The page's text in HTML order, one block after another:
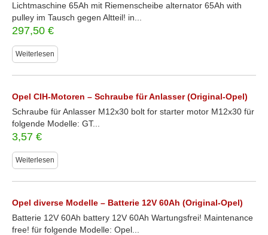
Lichtmaschine 65Ah mit Riemenscheibe alternator 65Ah with
pulley im Tausch gegen Altteil! in...
297,50 €
Weiterlesen
Opel CIH-Motoren – Schraube für Anlasser (Original-Opel)
Schraube für Anlasser M12x30 bolt for starter motor M12x30 für
folgende Modelle: GT...
3,57 €
Weiterlesen
Opel diverse Modelle – Batterie 12V 60Ah (Original-Opel)
Batterie 12V 60Ah battery 12V 60Ah Wartungsfrei! Maintenance
free! für folgende Modelle: Opel...